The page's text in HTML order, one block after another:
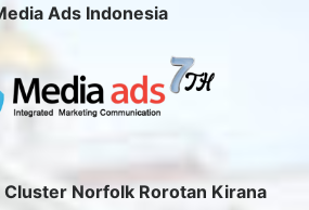
Ads Indonesia
Norfolk Rorotan Kirana